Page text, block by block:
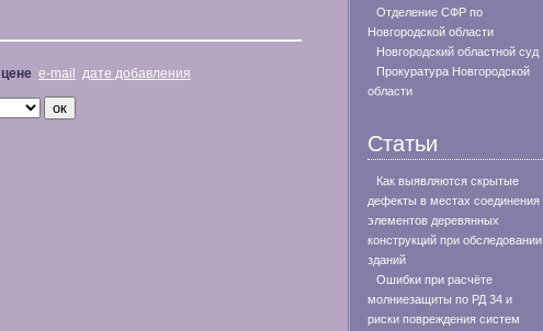
цене e-mail дате добавления
Отделение СФР по
Новгородской области
Новгородский областной суд
Прокуратура Новгородской
области
Статьи
Как выявляются скрытые
дефекты в местах соединения
элементов деревянных
конструкций при обследовании
зданий
Ошибки при расчёте
молниезащиты по РД 34 и
риски повреждения систем